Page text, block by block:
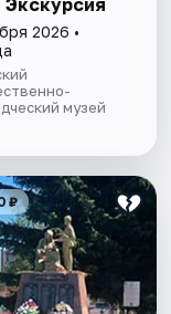
Экскурсия
2026 •
музей
₽